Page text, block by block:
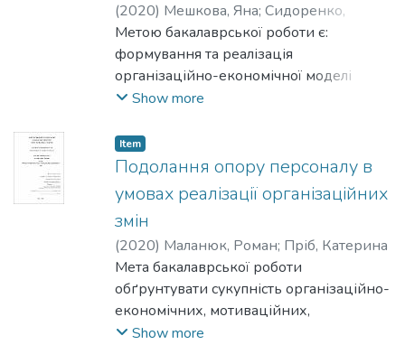
(2020) Мешкова, Яна; Сидоренко,
Оксана
Метою бакалаврської роботи є:
формування та реалізація
організаційно-економічної моделі
бізнес-планування та розробка
управлінських рішень.
Show more
Item
Подолання опору персоналу в
умовах реалізації організаційних
змін
(2020) Маланюк, Роман; Пріб, Катерина
Мета бакалаврської роботи
обґрунтувати сукупність організаційно-
економічних, мотиваційних,
управлінських, соціально-
Show more